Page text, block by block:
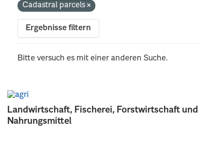
Landwirtschaft, Fischerei, Forstwirtschaft und
Nahrungsmittel
Cadastral parcels
Ergebnisse filtern
Bitte versuch es mit einer anderen Suche.